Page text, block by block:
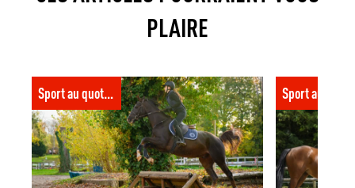
PLAIRE
Obstacle de cross : les bases pour
progresser à cheval
Sport au quotidien
Renouveau
innovations
cavaliers